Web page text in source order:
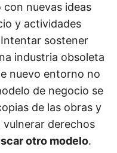
nuevas ideas
y actividades
sostener
industria obsoleta
nuevo entorno no
de negocio se
de las obras y
derechos
otro modelo.